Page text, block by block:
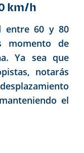
km/h
entre 60 y 80
momento de
Ya sea que
notarás
el